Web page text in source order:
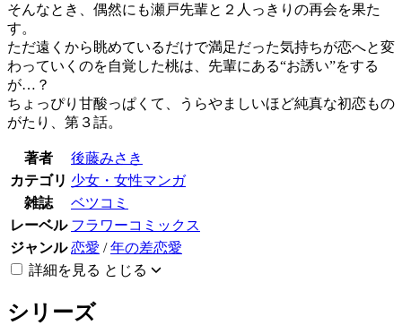
そんなとき、偶然にも瀬戸先輩と２人っきりの再会を果た
す。
ただ遠くから眺めているだけで満足だった気持ちが恋へと変
わっていくのを自覚した桃は、先輩にある“お誘い”をする
が…？
ちょっぴり甘酸っぱくて、うらやましいほど純真な初恋もの
がたり、第３話。
著者
後藤みさき
カテゴリ 少女・女性マンガ
雑誌
ベツコミ
レーベル フラワーコミックス
ジャンル 恋愛 /年の差恋愛
詳細を見る とじる
シリーズ